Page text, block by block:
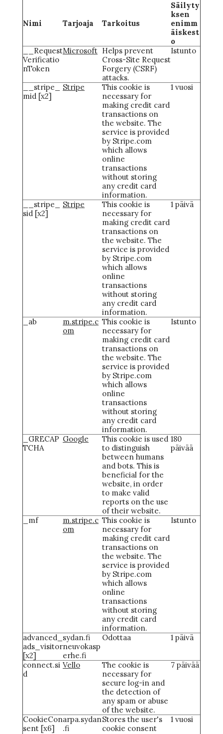
Nimi Tarjoaja Tarkoitus
Säilyty
ksen
enimm
äiskest
o
__Request
Verificatio
nToken
Microsoft Helps prevent
Cross-Site Request
Forgery (CSRF)
attacks.
Istunto
__stripe_
mid [x2]
Stripe
This cookie is
necessary for
making credit card
transactions on
the website. The
service is provided
by Stripe.com
which allows
online
transactions
without storing
any credit card
information.
1 vuosi
__stripe_
sid [x2]
Stripe
This cookie is
necessary for
making credit card
transactions on
the website. The
service is provided
by Stripe.com
which allows
online
transactions
without storing
any credit card
information.
1 päivä
_ab
m.stripe.c
om
This cookie is
necessary for
making credit card
transactions on
the website. The
service is provided
by Stripe.com
which allows
online
transactions
without storing
any credit card
information.
Istunto
_GRECAP
TCHA
Google
This cookie is used
to distinguish
between humans
and bots. This is
beneficial for the
website, in order
to make valid
reports on the use
of their website.
180
päivää
_mf
m.stripe.c
om
This cookie is
necessary for
making credit card
transactions on
the website. The
service is provided
by Stripe.com
which allows
online
transactions
without storing
any credit card
information.
Istunto
advanced_
ads_visitor
[x2]
sydan.fi
neuvokasp
erhe.fi
Odottaa 1 päivä
connect.si
d
Vello
The cookie is
necessary for
secure log-in and
the detection of
any spam or abuse
of the website.
7 päivää
CookieCon
sent [x6]
arpa.sydan
.fi
Stores the user's
cookie consent
1 vuosi